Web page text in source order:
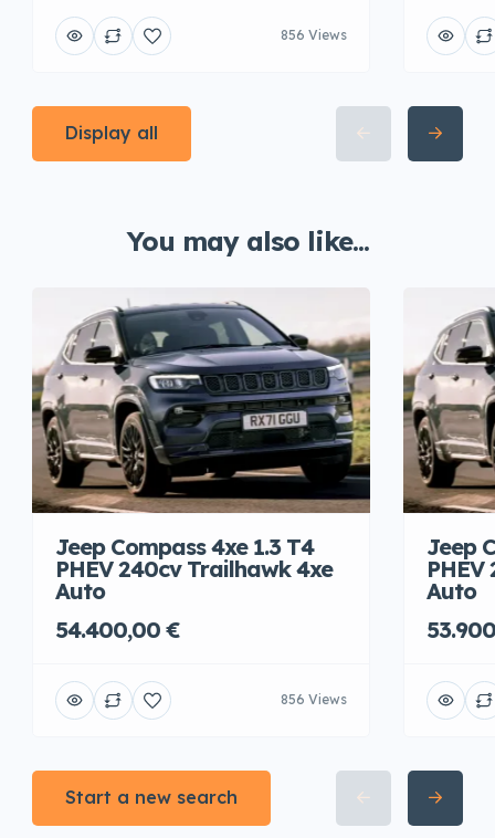
856 Views
Display all
You may also like...
Jeep Compass 4xe 1.3 T4
PHEV 240cv Trailhawk 4xe
Auto
54.400,00 €
856 Views
Jeep
Auto
Start a new search